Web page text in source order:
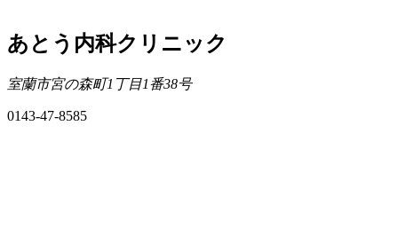
あとう内科クリニック
室蘭市宮の森町1丁目1番38号
0143-47-8585